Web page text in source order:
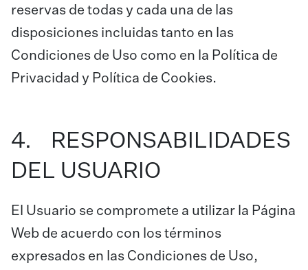
reservas de todas y cada una de las
disposiciones incluidas tanto en las
Condiciones de Uso como en la Política de
Privacidad y Política de Cookies.
4. RESPONSABILIDADES
DEL USUARIO
El Usuario se compromete a utilizar la Página
Web de acuerdo con los términos
expresados en las Condiciones de Uso,